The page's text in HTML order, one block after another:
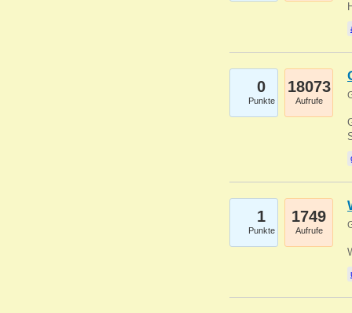
0
Punkte
18073
Aufrufe
1
Punkte
1749
Aufrufe